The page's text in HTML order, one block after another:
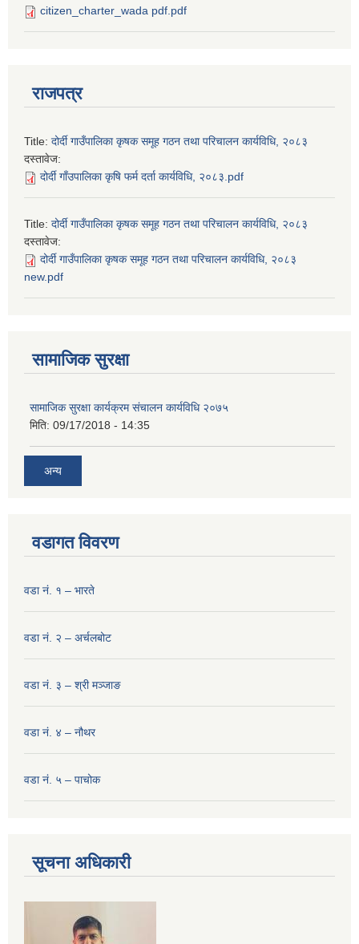
citizen_charter_wada pdf.pdf
राजपत्र
Title: दोर्दी गाउँपालिका कृषक समूह गठन तथा परिचालन कार्यविधि, २०८३
दस्तावेज:
दोर्दी गाँउपालिका कृषि फर्म दर्ता कार्यविधि, २०८३.pdf
Title: दोर्दी गाउँपालिका कृषक समूह गठन तथा परिचालन कार्यविधि, २०८३
दस्तावेज:
दोर्दी गाउँपालिका कृषक समूह गठन तथा परिचालन कार्यविधि, २०८३
new.pdf
सामाजिक सुरक्षा
सामाजिक सुरक्षा कार्यक्रम संचालन कार्यविधि २०७५
मिति: 09/17/2018 - 14:35
अन्य
वडागत विवरण
वडा नं. १ – भारते
वडा नं. २ – अर्चलबोट
वडा नं. ३ – श्री मञ्‍जाङ
वडा नं. ४ – नौथर
वडा नं. ५ – पाचोक
सूचना अधिकारी